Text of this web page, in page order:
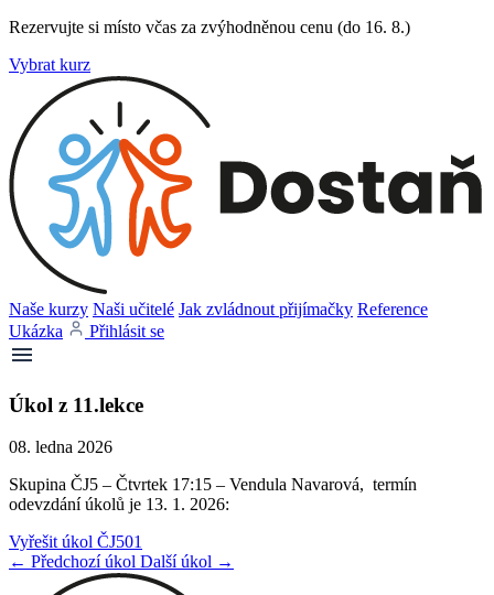
Rezervujte si místo včas za zvýhodněnou cenu (do 16. 8.)
Vybrat kurz
Naše kurzy Naši učitelé Jak zvládnout přijímačky Reference
Ukázka
Přihlásit se
Úkol z 11.lekce
08. ledna 2026
Skupina ČJ5 – Čtvrtek 17:15 – Vendula Navarová, termín
odevzdání úkolů je 13. 1. 2026:
Vyřešit úkol ČJ501
← Předchozí úkol Další úkol →